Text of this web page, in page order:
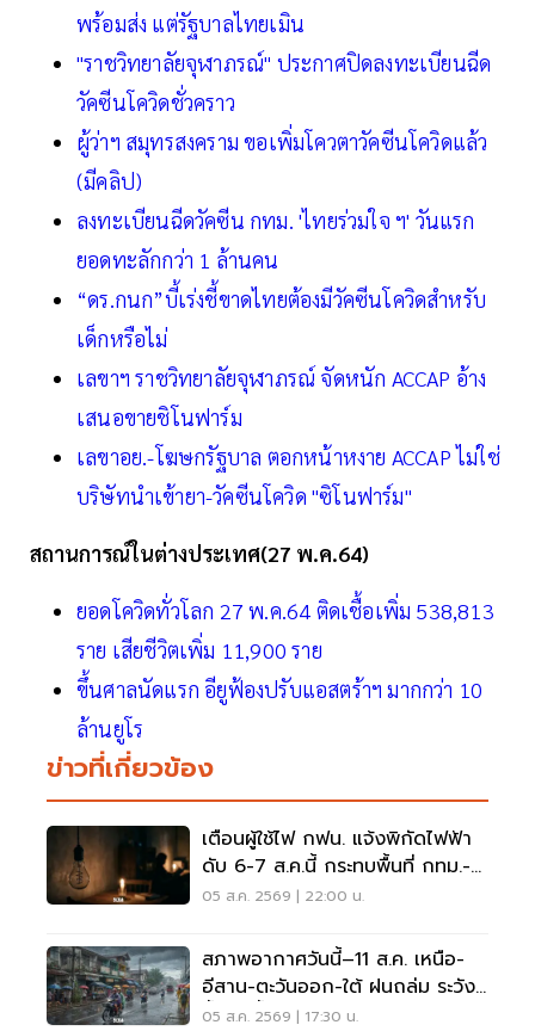
พร้อมส่ง แต่รัฐบาลไทยเมิน
"ราชวิทยาลัยจุฬาภรณ์" ประกาศปิดลงทะเบียนฉีด
วัคซีนโควิดชั่วคราว
ผู้ว่าฯ สมุทรสงคราม ขอเพิ่มโควตาวัคซีนโควิดแล้ว
(มีคลิป)
ลงทะเบียนฉีดวัคซีน กทม. 'ไทยร่วมใจ ฯ' วันแรก
ยอดทะลักกว่า 1 ล้านคน
“ดร.กนก”บี้เร่งชี้ขาดไทยต้องมีวัคซีนโควิดสำหรับ
เด็กหรือไม่
เลขาฯ ราชวิทยาลัยจุฬาภรณ์ จัดหนัก ACCAP อ้าง
เสนอขายชิโนฟาร์ม
เลขาอย.-โฆษกรัฐบาล ตอกหน้าหงาย ACCAP ไม่ใช่
บริษัทนำเข้ายา-วัคซีนโควิด "ซิโนฟาร์ม"
สถานการณ์ในต่างประเทศ(27 พ.ค.64)
ยอดโควิดทั่วโลก 27 พ.ค.64 ติดเชื้อเพิ่ม 538,813
ราย เสียชีวิตเพิ่ม 11,900 ราย
ขึ้นศาลนัดแรก อียูฟ้องปรับแอสตร้าฯ มากกว่า 10
ล้านยูโร
ข่าวที่เกี่ยวข้อง
เตือนผู้ใช้ไฟ กฟน. แจ้งพิกัดไฟฟ้า
ดับ 6-7 ส.ค.นี้ กระทบพื้นที่ กทม.-
นนทบุรี-สมุทรปราการ
05 ส.ค. 2569 | 22:00 น.
สภาพอากาศวันนี้–11 ส.ค. เหนือ-
อีสาน-ตะวันออก-ใต้ ฝนถล่ม ระวัง
น้ำป่า น้ำท่วมขัง
05 ส.ค. 2569 | 17:30 น.